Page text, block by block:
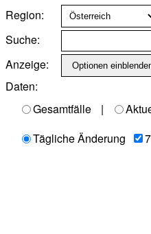
Region:
Suche:
Anzeige:
Daten:
Gesamtfälle
|
Tägliche Änderung